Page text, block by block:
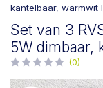
kantelbaar, warmwit
Set van 3
5W dimbaar,
(0)